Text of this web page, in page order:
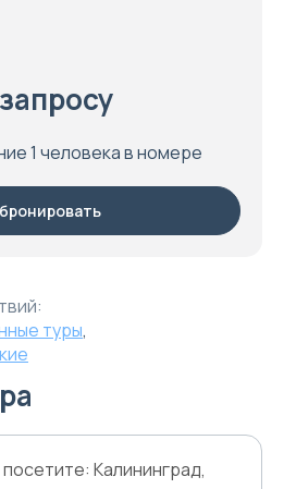
туры,
Калининград,
1 человека в номере